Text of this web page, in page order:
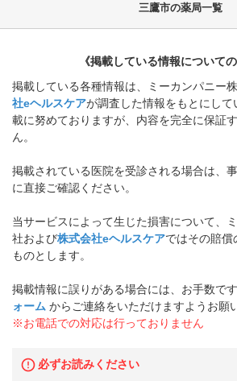
三鷹市の薬局一覧
《掲載している情報についての
掲載している各種情報は、ミーカンパニー
社eヘルスケアが調査した情報をもとにし
載に努めておりますが、内容を完全に保証
ん。
掲載されている医院を受診される場合は、
に直接ご確認ください。
当サービスによって生じた損害について、
社および株式会社eヘルスケアではその賠償
ものとします。
掲載情報に誤りがある場合には、お手数です
ォーム からご連絡をいただけますようお願
※お電話での対応は行っておりません
必ずお読みください